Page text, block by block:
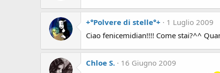
+°Polvere di stelle°+
1 Luglio 2009
Ciao fenicemidian!!!! Come stai?^^
Chloe S.
16 Giugno 2009